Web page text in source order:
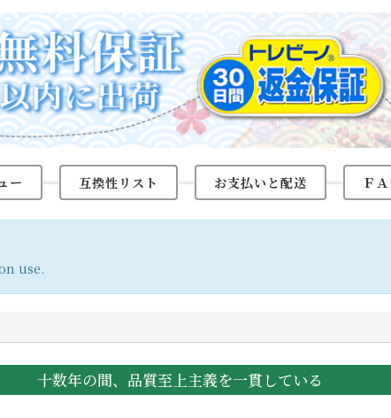
ー 互換性リスト お支払いと配送 Ｆ
use.
十数年の間、品質至上主義を一貫している